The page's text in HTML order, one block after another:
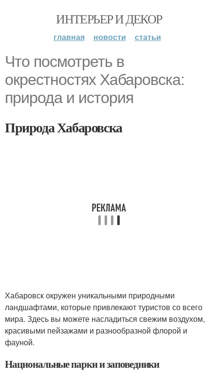
ИНТЕРЬЕР И ДЕКОР
главная новости статьи
Что посмотреть в
окрестностях Хабаровска:
природа и история
Природа Хабаровска
Хабаровск окружен уникальными природными
ландшафтами, которые привлекают туристов со всего
мира. Здесь вы можете насладиться свежим воздухом,
красивыми пейзажами и разнообразной флорой и
фауной.
Национальные парки и заповедники